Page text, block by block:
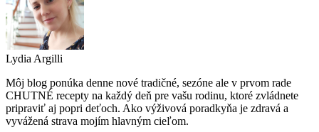
Lydia Argilli
Môj blog ponúka denne nové tradičné, sezóne ale v prvom rade
CHUTNÉ recepty na každý deň pre vašu rodinu, ktoré zvládnete
pripraviť aj popri deťoch. Ako výživová poradkyňa je zdravá a
vyvážená strava mojím hlavným cieľom.